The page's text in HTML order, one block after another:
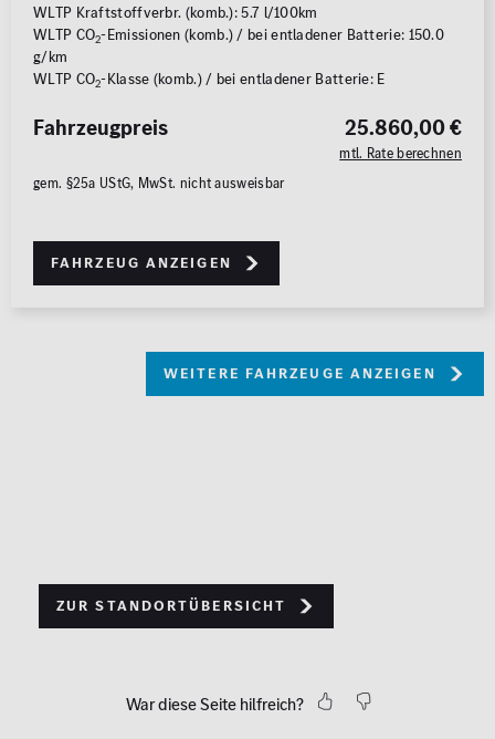
WLTP Kraftstoffverbr. (komb.): 5.7 l/100km
WLTP CO2-Emissionen (komb.) / bei entladener Batterie: 150.0
g/km
WLTP CO2-Klasse (komb.) / bei entladener Batterie: E
25.860,00 €
mtl. Rate berechnen
Fahrzeugpreis
gem. §25a UStG, MwSt. nicht ausweisbar
Fahrzeug anzeigen
weitere Fahrzeuge anzeigen
Zur Standortübersicht
War diese Seite hilfreich?